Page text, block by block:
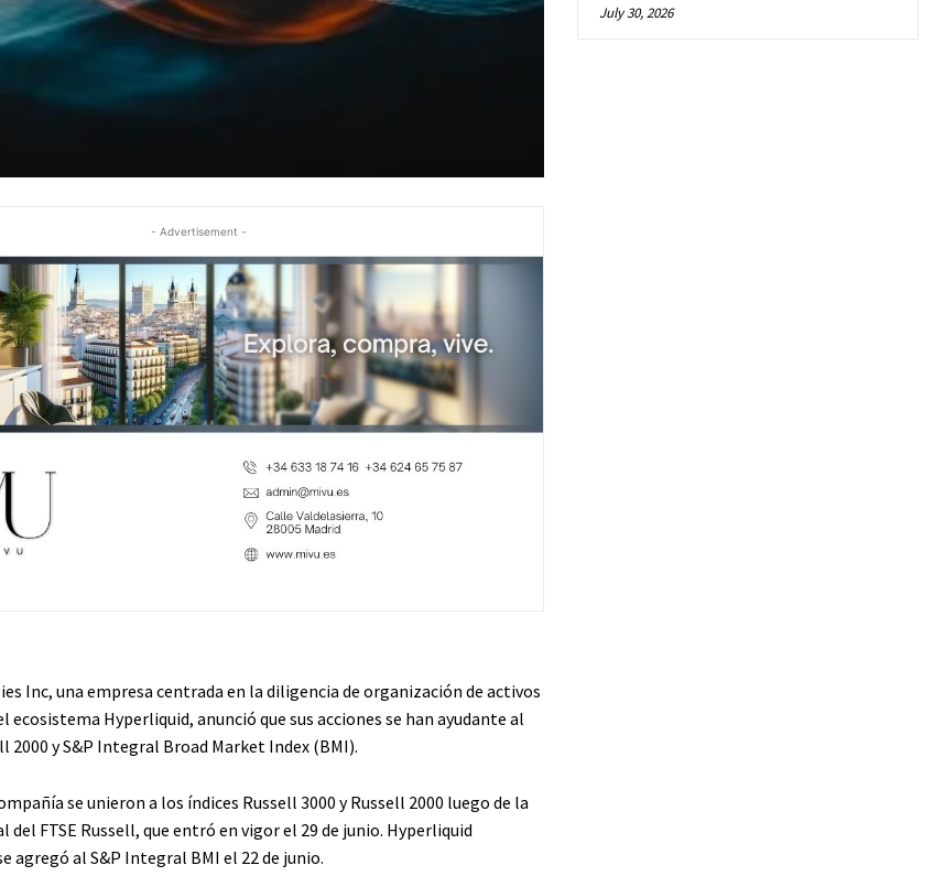
- Advertisement -
Inc, una empresa centrada en la diligencia de organización de activos
Hyperliquid, anunció que sus acciones se han ayudante al
2000 y S&P Integral Broad Market Index (BMI).
se unieron a los índices Russell 3000 y Russell 2000 luego de la
FTSE Russell, que entró en vigor el 29 de junio. Hyperliquid
agregó al S&P Integral BMI el 22 de junio.
July 30, 2026